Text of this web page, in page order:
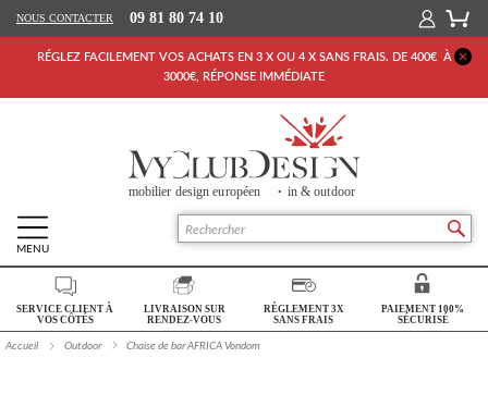
NOUS CONTACTER 09 81 80 74 10
RÉGLEZ FACILEMENT VOS ACHATS EN 3 X OU 4 X SANS FRAIS. DE 400€ À
3000€, RÉPONSE IMMÉDIATE
MENU
Retour Accueil
SALON
SERVICE CLIENT À
VOS CÔTÉS
LIVRAISON SUR
RENDEZ-VOUS
RÈGLEMENT 3X
SANS FRAIS
PAIEMENT 100%
SÉCURISÉ
Accueil Outdoor Chaise de bar AFRICA Vondom